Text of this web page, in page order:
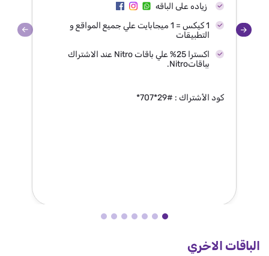
زياده على الباقه
1 كيكس = 1 ميجابايت علي جميع المواقع و
التطبيقات
اكسترا 25% علي باقات Nitro عند الاشتراك
بباقاتNitro.
كود الأشتراك : #29*707*
الباقات الاخري